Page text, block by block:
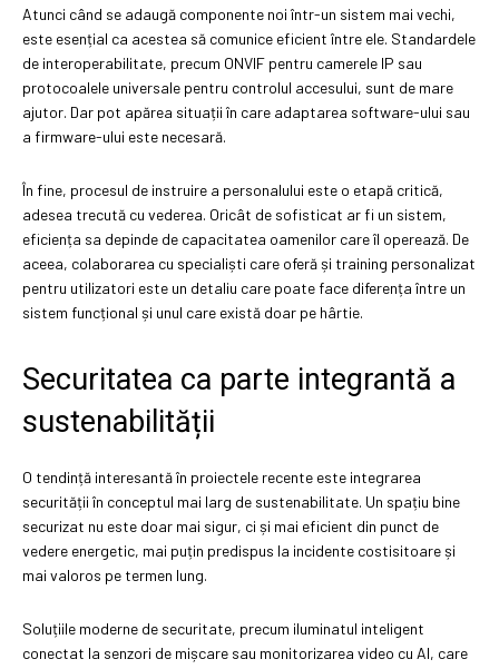
Atunci când se adaugă componente noi într-un sistem mai vechi,
este esențial ca acestea să comunice eficient între ele. Standardele
de interoperabilitate, precum ONVIF pentru camerele IP sau
protocoalele universale pentru controlul accesului, sunt de mare
ajutor. Dar pot apărea situații în care adaptarea software-ului sau
a firmware-ului este necesară.
În fine, procesul de instruire a personalului este o etapă critică,
adesea trecută cu vederea. Oricât de sofisticat ar fi un sistem,
eficiența sa depinde de capacitatea oamenilor care îl operează. De
aceea, colaborarea cu specialiști care oferă și training personalizat
pentru utilizatori este un detaliu care poate face diferența între un
sistem funcțional și unul care există doar pe hârtie.
Securitatea ca parte integrantă a
sustenabilității
O tendință interesantă în proiectele recente este integrarea
securității în conceptul mai larg de sustenabilitate. Un spațiu bine
securizat nu este doar mai sigur, ci și mai eficient din punct de
vedere energetic, mai puțin predispus la incidente costisitoare și
mai valoros pe termen lung.
Soluțiile moderne de securitate, precum iluminatul inteligent
conectat la senzori de mișcare sau monitorizarea video cu AI, care